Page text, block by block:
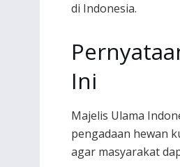
di Indonesia.
Ini
Majelis Ulama
pengadaan hewan
agar masyarakat